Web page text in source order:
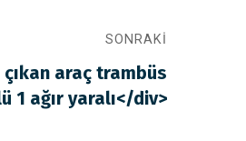
SONRAKI
araç trambüs
1 ağır yaralı</div>